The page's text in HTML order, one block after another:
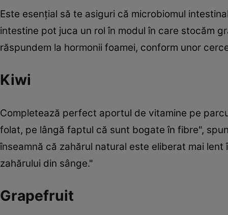
Este esențial să te asiguri că microbiomul
intestine pot juca un rol în modul în care stocăm
răspundem la hormonii foamei, conform unor
Kiwi
Completează perfect aportul de vitamine pe
folat, pe lângă faptul că sunt bogate în fibre",
înseamnă că zahărul natural este eliberat mai
zahărului din sânge."
Grapefruit